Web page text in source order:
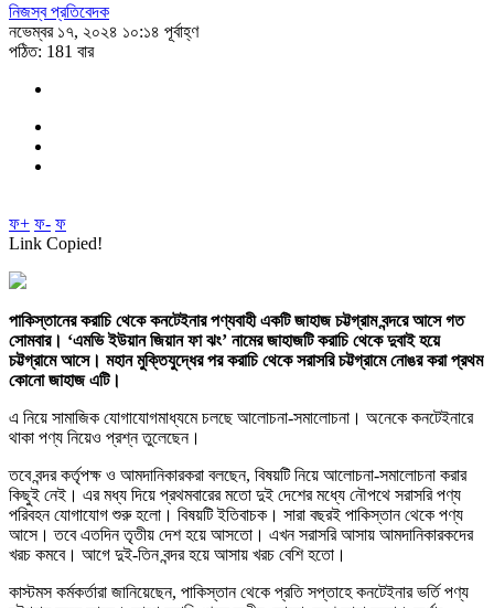
নিজস্ব প্রতিবেদক
নভেম্বর ১৭, ২০২৪ ১০:১৪ পূর্বাহ্ণ
পঠিত: 181 বার
ফ+ ফ- ফ
Link Copied!
পাকিস্তানের করাচি থেকে কনটেইনার পণ্যবাহী একটি জাহাজ চট্টগ্রাম বন্দরে আসে গত
সোমবার। ‘এমভি ইউয়ান জিয়ান ফা ঝং’ নামের জাহাজটি করাচি থেকে দুবাই হয়ে
চট্টগ্রামে আসে। মহান মুক্তিযুদ্ধের পর করাচি থেকে সরাসরি চট্টগ্রামে নোঙর করা প্রথম
কোনো জাহাজ এটি।
এ নিয়ে সামাজিক যোগাযোগমাধ্যমে চলছে আলোচনা-সমালোচনা। অনেকে কনটেইনারে
থাকা পণ্য নিয়েও প্রশ্ন তুলেছেন।
তবে বন্দর কর্তৃপক্ষ ও আমদানিকারকরা বলছেন, বিষয়টি নিয়ে আলোচনা-সমালোচনা করার
কিছুই নেই। এর মধ্য দিয়ে প্রথমবারের মতো দুই দেশের মধ্যে নৌপথে সরাসরি পণ্য
পরিবহন যোগাযোগ শুরু হলো। বিষয়টি ইতিবাচক। সারা বছরই পাকিস্তান থেকে পণ্য
আসে। তবে এতদিন তৃতীয় দেশ হয়ে আসতো। এখন সরাসরি আসায় আমদানিকারকদের
খরচ কমবে। আগে দুই-তিন বন্দর হয়ে আসায় খরচ বেশি হতো।
কাস্টমস কর্মকর্তারা জানিয়েছেন, পাকিস্তান থেকে প্রতি সপ্তাহে কনটেইনার ভর্তি পণ্য